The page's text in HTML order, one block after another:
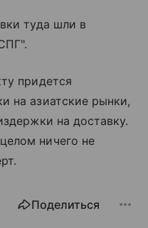
туда шли в
придется
на азиатские рынки,
на доставку.
ничего не
Поделиться